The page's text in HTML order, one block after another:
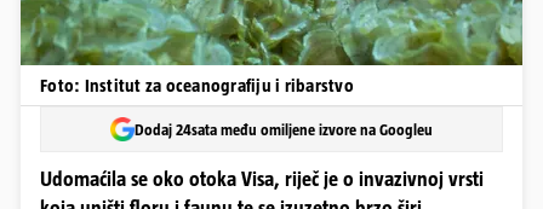
Foto: Institut za oceanografiju i ribarstvo
Dodaj 24sata među omiljene izvore na Googleu
Udomaćila se oko otoka Visa, riječ je o invazivnoj vrsti